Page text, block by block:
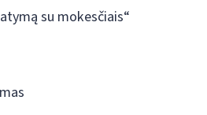
su mokesčiais“